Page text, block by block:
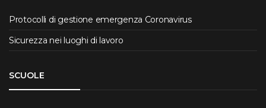
Protocolli di gestione emergenza Coronavirus
Sicurezza nei luoghi di lavoro
SCUOLE